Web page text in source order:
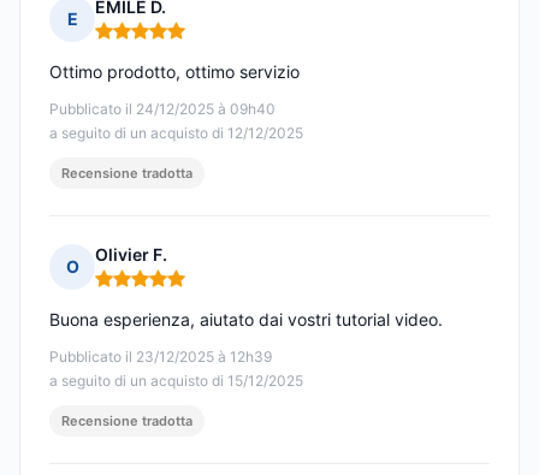
E
EMILE D.
Nota: 5 su 5
Pubblicato il 24/12/2025 à 09h40
a seguito di un acquisto di 12/12/2025
Ottimo prodotto, ottimo servizio
Recensione tradotta
O
Olivier F.
Nota: 5 su 5
Pubblicato il 23/12/2025 à 12h39
a seguito di un acquisto di 15/12/2025
Buona esperienza, aiutato dai vostri tutorial video.
Recensione tradotta